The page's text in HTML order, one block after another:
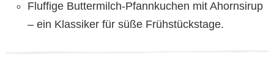
Fluffige Buttermilch-Pfannkuchen mit Ahornsirup
– ein Klassiker für süße Frühstückstage.